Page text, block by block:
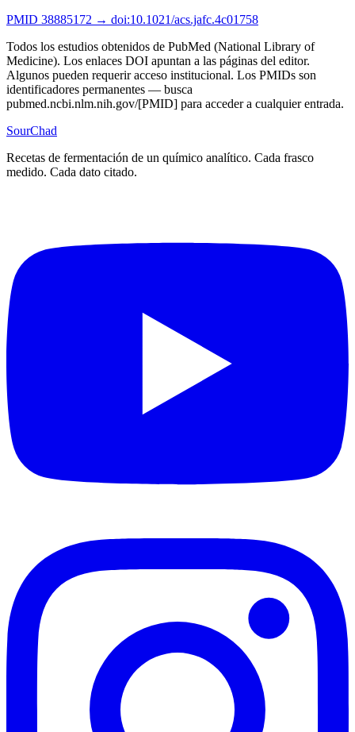
PMID 38885172 → doi:10.1021/acs.jafc.4c01758
Todos los estudios obtenidos de PubMed (National Library of
Medicine). Los enlaces DOI apuntan a las páginas del editor.
Algunos pueden requerir acceso institucional. Los PMIDs son
identificadores permanentes — busca
pubmed.ncbi.nlm.nih.gov/[PMID] para acceder a cualquier entrada.
SourChad
Recetas de fermentación de un químico analítico. Cada frasco
medido. Cada dato citado.